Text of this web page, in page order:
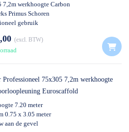
7,2m werkhoogte Carbon
Primus Schoren
gebruik
excl. BTW
Professioneel 75x305 7,2m werkhoogte
Euroscaffold
7.20 meter
0.75 x 3.05 meter
aan de gevel